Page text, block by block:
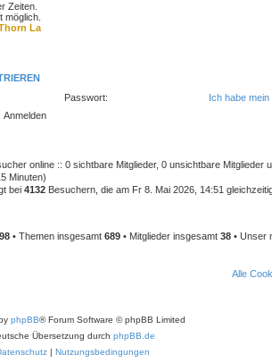
Zeiten.
möglich.
La
Passwort:
Ich habe
online :: 0 sichtbare Mitglieder, 0 unsichtbare Mitglieder
Minuten)
bei 4132 Besuchern, die am Fr 8. Mai 2026, 14:51
• Themen insgesamt 689 • Mitglieder insgesamt 38 • Unser
Alle
phpBB® Forum Software © phpBB Limited
Übersetzung durch phpBB.de
| Nutzungsbedingungen